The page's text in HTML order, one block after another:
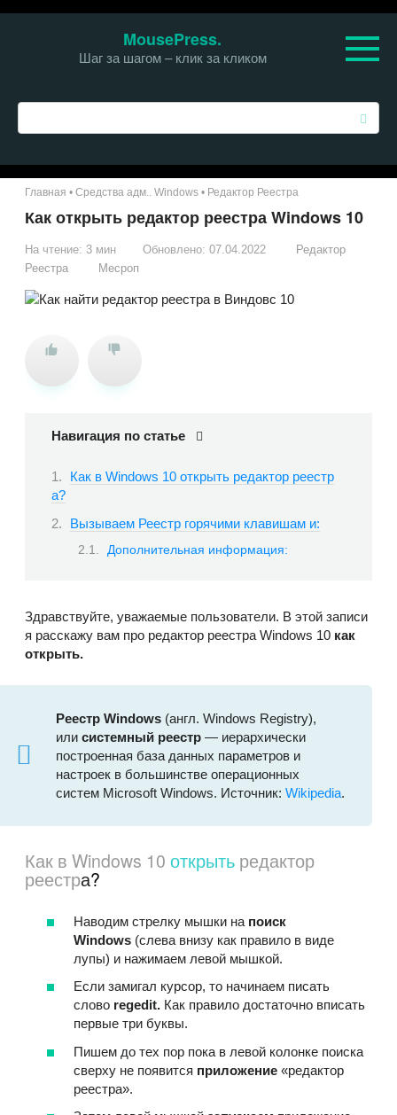
MousePress.
Шаг за шагом – клик за кликом
о
с
Главная • Средства адм.. Windows • Редактор Реестра
Как открыть редактор реестра Windows 10
На чтение: 3 мин Обновлено: 07.04.2022
Редактор
Реестра
Месроп
Навигация по статье
Как в Windows 10 открыть редактор реестр
а?
Вызываем Реестр горячими клавишам и:
Дополнительная информация:
Здравствуйте, уважаемые пользователи. В этой записи
я расскажу вам про редактор реестра Windows 10 как
открыть.
Реестр Windows (англ. Windows Registry),
или системный реестр — иерархически
построенная база данных параметров и
настроек в большинстве операционных
систем Microsoft Windows. Источник: Wikipedia.
Как в Windows 10 открыть редактор
реестра?
Наводим стрелку мышки на поиск
Windows (слева внизу как правило в виде
лупы) и нажимаем левой мышкой.
Если замигал курсор, то начинаем писать
слово regedit. Как правило достаточно вписать
первые три буквы.
Пишем до тех пор пока в левой колонке поиска
сверху не появится приложение «редактор
реестра».